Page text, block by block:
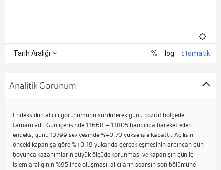
Analitik Görünüm
Endeks dün alıcılı görünümünü sürdürerek günü pozitif bölgede
tamamladı. Gün içerisinde 13668 – 13805 bandında hareket eden
endeks, günü 13799 seviyesinde %+0,70 yükselişle kapattı. Açılışın
önceki kapanışa göre %+0,19 yukarıda gerçekleşmesinin ardından gün
boyunca kazanımların büyük ölçüde korunması ve kapanışın gün içi
işlem aralığının %95’inde oluşması, alıcıların seansın son bölümüne